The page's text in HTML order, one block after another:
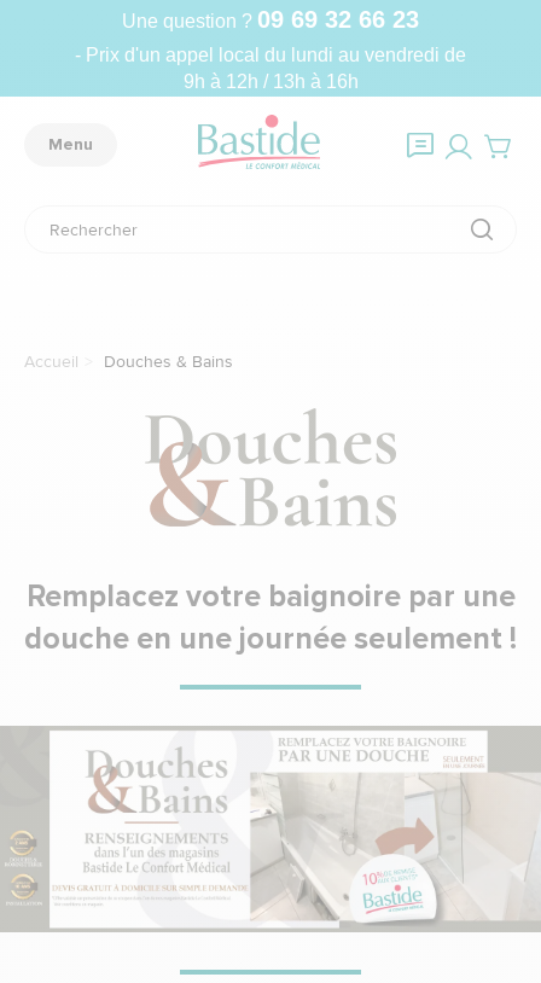
Une question ? 09 69 32 66 23
- Prix d'un appel local du lundi au vendredi de
9h à 12h / 13h à 16h
Menu
Accueil Douches & Bains
Remplacez votre baignoire par une
douche en une journée seulement !